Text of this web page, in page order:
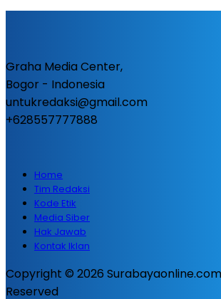
Graha Media Center,
Bogor - Indonesia
untukredaksi@gmail.com
+628557777888
Home
Tim Redaksi
Kode Etik
Media Siber
Hak Jawab
Kontak Iklan
Copyright © 2026
Reserved